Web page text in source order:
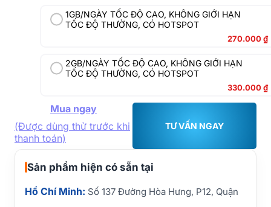
1GB/NGÀY TỐC ĐỘ CAO, KHÔNG GIỚI HẠN
TỐC ĐỘ THƯỜNG, CÓ HOTSPOT
270.000₫
2GB/NGÀY TỐC ĐỘ CAO, KHÔNG GIỚI HẠN
TỐC ĐỘ THƯỜNG, CÓ HOTSPOT
330.000₫
Mua ngay
(Được dùng thử trước khi
thanh toán)
TƯ VẤN NGAY
Sản phẩm hiện có sẵn tại
Hồ Chí Minh: Số 137 Đường Hòa Hưng, P12, Quận